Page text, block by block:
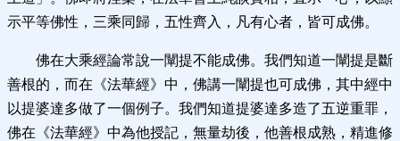
示平等佛性，三乘同歸，五性齊入，凡有心者，皆可成佛。
佛在大乘經論常說一闡提不能成佛。我們知道一闡提是斷
善根的，而在《法華經》中，佛講一闡提也可成佛，其中經中
以提婆達多做了一個例子。我們知道提婆達多造了五逆重罪，
佛在《法華經》中為他授記，無量劫後，他善根成熟，精進修